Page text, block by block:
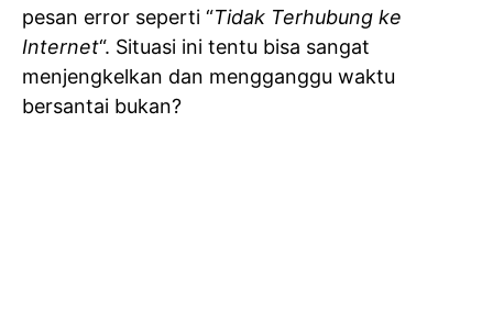
pesan error seperti “Tidak Terhubung ke
Internet“. Situasi ini tentu bisa sangat
menjengkelkan dan mengganggu waktu
bersantai bukan?